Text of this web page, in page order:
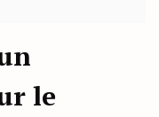
le